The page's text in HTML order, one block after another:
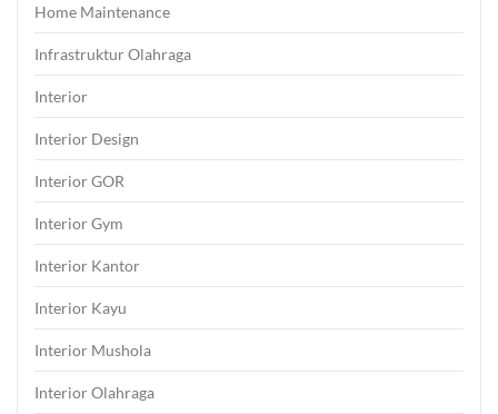
Home Maintenance
Infrastruktur Olahraga
Interior
Interior Design
Interior GOR
Interior Gym
Interior Kantor
Interior Kayu
Interior Mushola
Interior Olahraga